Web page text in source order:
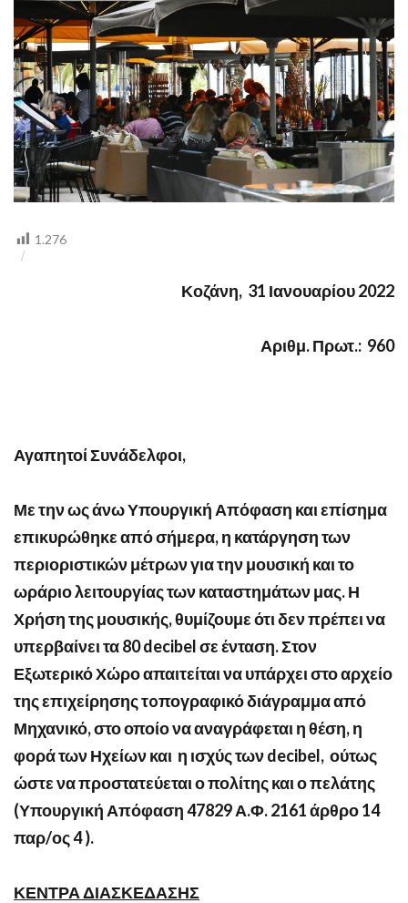
ΕΣΤΙΑΣΗΣ
1.276
Κοζάνη, 31 Ιανουαρίου 2022
Αριθμ. Πρωτ.: 960
Αγαπητοί Συνάδελφοι,
Με την ως άνω Υπουργική Απόφαση και επίσημα
επικυρώθηκε από σήμερα, η κατάργηση των
περιοριστικών μέτρων για την μουσική και το
ωράριο λειτουργίας των καταστημάτων μας. Η
Χρήση της μουσικής, θυμίζουμε ότι δεν πρέπει να
υπερβαίνει τα 80decibelσε ένταση. Στον
Εξωτερικό Χώρο απαιτείται να υπάρχει στο αρχείο
της επιχείρησης τoπογραφικό διάγραμμα από
Μηχανικό, στο οποίο να αναγράφεται η θέση, η
φορά των Ηχείων και η ισχύς τωνdecibel, ούτως
ώστε να προστατεύεται ο πολίτης και ο πελάτης
(Υπουργική Απόφαση 47829 Α.Φ. 2161 άρθρο 14
παρ/ος 4 ).
ΚΕΝΤΡΑ ΔΙΑΣΚΕΔΑΣΗΣ